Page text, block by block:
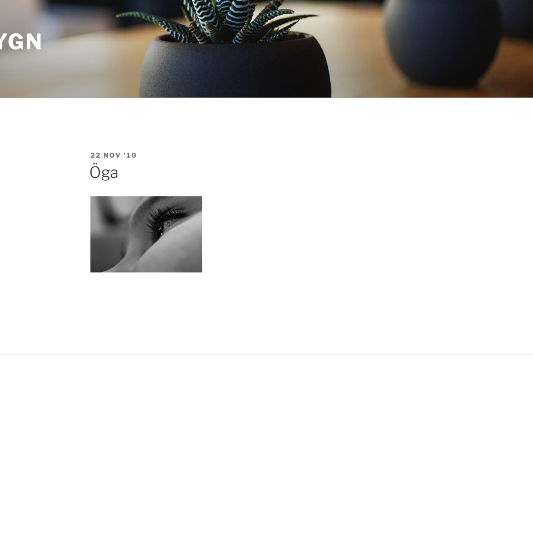
POSTED
ON
22 NOV ’10
Öga